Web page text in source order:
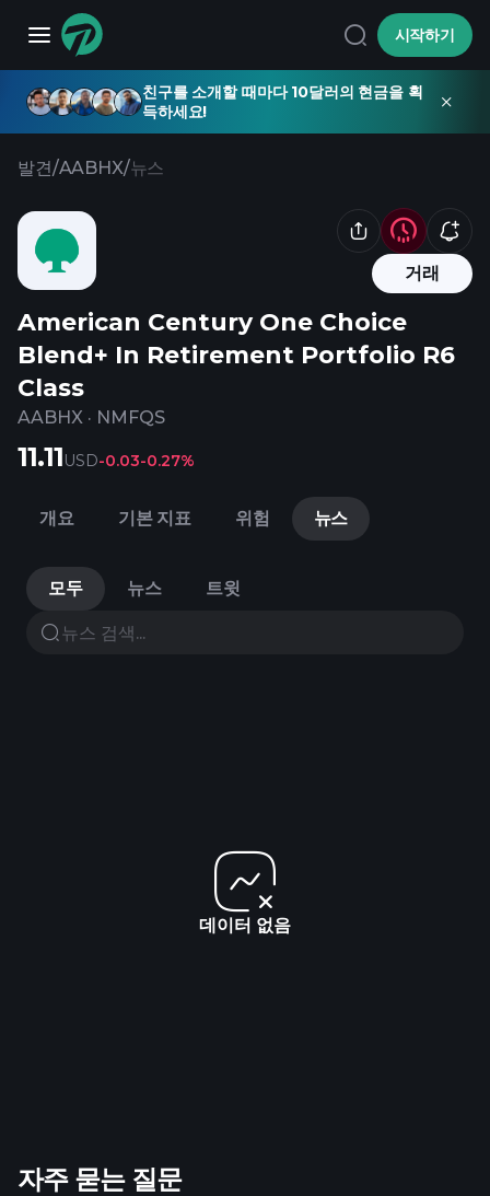
시작하기
친구를 소개할 때마다 10달러의 현금을 획
득하세요!
발견/AABHX/뉴스
거래
American Century One Choice
Blend+ In Retirement Portfolio R6
Class
AABHX · NMFQS
11.11USD-0.03-0.27%
개요 기본 지표 위험 뉴스
모두 뉴스 트윗
데이터 없음
자주 묻는 질문